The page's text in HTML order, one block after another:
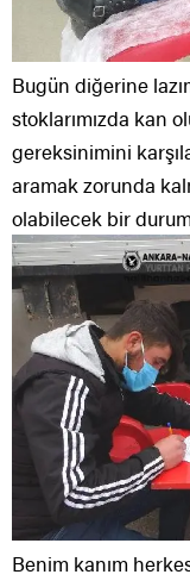
Bugün diğerine
stoklarımızda kan
gereksinimini
aramak zorunda
olabilecek bir
Benim kanım